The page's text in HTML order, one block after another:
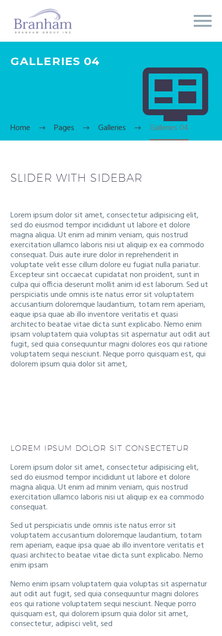


GALLERIES 04
Home Pages Galleries Galleries 04
SLIDER WITH SIDEBAR
Lorem ipsum dolor sit amet, consectetur adipisicing elit,
sed do eiusmod tempor incididunt ut labore et dolore
magna aliqua. Ut enim ad minim veniam, quis nostrud
exercitation ullamco laboris nisi ut aliquip ex ea commodo
consequat. Duis aute irure dolor in reprehenderit in
voluptate velit esse cillum dolore eu fugiat nulla pariatur.
Excepteur sint occaecat cupidatat non proident, sunt in
culpa qui officia deserunt mollit anim id est laborum. Sed ut
perspiciatis unde omnis iste natus error sit voluptatem
accusantium doloremque laudantium, totam rem aperiam,
eaque ipsa quae ab illo inventore veritatis et quasi
architecto beatae vitae dicta sunt explicabo. Nemo enim
ipsam voluptatem quia voluptas sit aspernatur aut odit aut
fugit, sed quia consequuntur magni dolores eos qui ratione
voluptatem sequi nesciunt. Neque porro quisquam est, qui
dolorem ipsum quia dolor sit amet,
LOREM IPSUM DOLOR SIT CONSECTETUR
Lorem ipsum dolor sit amet, consectetur adipisicing elit,
sed do eiusmod tempor incididunt ut labore et dolore
magna aliqua. Ut enim ad minim veniam, quis nostrud
exercitation ullamco laboris nisi ut aliquip ex ea commodo
consequat.
Sed ut perspiciatis unde omnis iste natus error sit
voluptatem accusantium doloremque laudantium, totam
rem aperiam, eaque ipsa quae ab illo inventore veritatis et
quasi architecto beatae vitae dicta sunt explicabo. Nemo
enim ipsam
Nemo enim ipsam voluptatem quia voluptas sit aspernatur
aut odit aut fugit, sed quia consequuntur magni dolores
eos qui ratione voluptatem sequi nesciunt. Neque porro
quisquam est, qui dolorem ipsum quia dolor sit amet,
consectetur, adipisci velit, sed